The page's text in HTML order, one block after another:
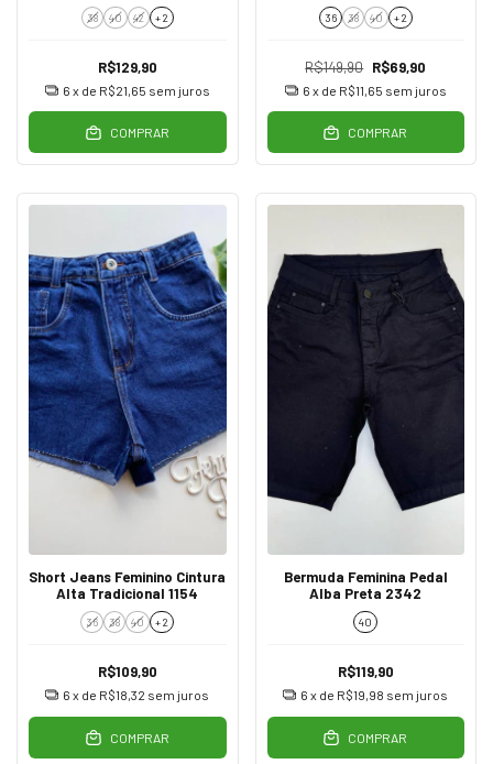
38 40 42 + 2
R$129,90
6 x de R$21,65 sem juros
COMPRAR
36 38 40 + 2
R$149,90 R$69,90
6 x de R$11,65 sem juros
COMPRAR
Short Jeans Feminino Cintura
Alta Tradicional 1154
36 38 40 + 2
R$109,90
6 x de R$18,32 sem juros
COMPRAR
Bermuda Feminina Pedal
Alba Preta 2342
40
R$119,90
6 x de R$19,98 sem juros
COMPRAR